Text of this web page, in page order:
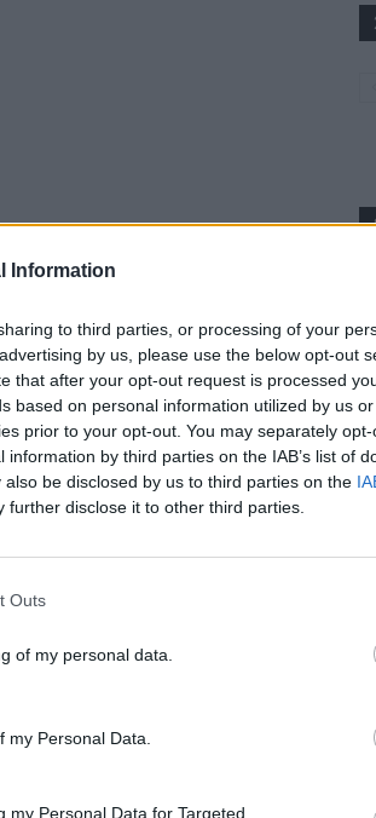
Information
to third parties, or processing of your
by us, please use the below opt-out
that after your opt-out request is processed
based on personal information utilized by us
prior to your opt-out. You may separately
by third parties on the IAB’s list of
be disclosed by us to third parties on the
further disclose it to other third parties.
Outs
of my personal data.
Personal Data.
my Personal Data for Targeted